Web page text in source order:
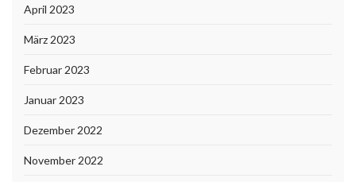
April 2023
März 2023
Februar 2023
Januar 2023
Dezember 2022
November 2022